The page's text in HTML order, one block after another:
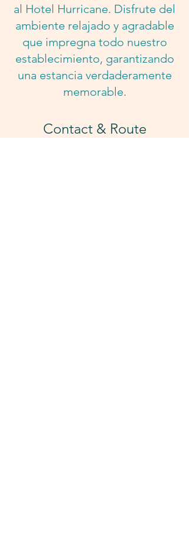
al Hotel Hurricane. Disfrute del
ambiente relajado y agradable
que impregna todo nuestro
establecimiento, garantizando
una estancia verdaderamente
memorable.
Contact & Route